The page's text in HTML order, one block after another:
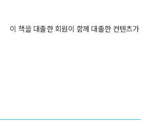
이 책을 대출한 회원이 함께 대출한 컨텐츠